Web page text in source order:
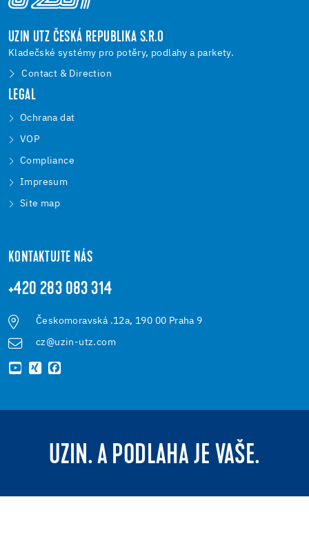
UZIN UTZ ČESKÁ REPUBLIKA S.R.O
Kladečské systémy pro potěry, podlahy a parkety.
Contact & Direction
LEGAL
Ochrana dat
VOP
Compliance
Impresum
Site map
KONTAKTUJTE NÁS
+420 283 083 314
Českomoravská .12a, 190 00 Praha 9
cz@uzin-utz.com
UZIN. A PODLAHA JE VAŠE.